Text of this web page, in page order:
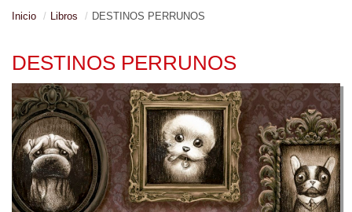
Inicio Libros DESTINOS PERRUNOS
DESTINOS PERRUNOS